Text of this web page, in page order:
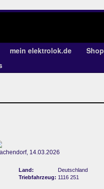
mein elektrolok.de
Shop
14.03.2026
Land:
Deutschland
Triebfahrzeug: 1116 251